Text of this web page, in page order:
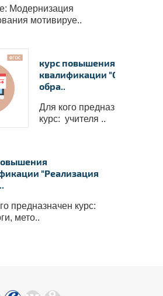
Модернизация
мотивируе..
курс повышения
квалификации
обра..
Для кого предназначен
курс: учителя ..
"Реализация
предназначен курс:
мето..